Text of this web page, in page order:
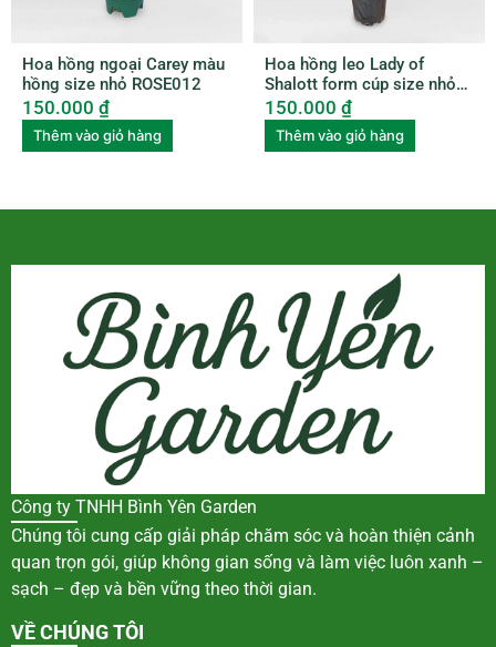
Hoa hồng ngoại Carey màu
hồng size nhỏ ROSE012
150.000 ₫
Thêm vào giỏ hàng
Hoa hồng leo Lady of
Shalott form cúp size nhỏ
ROSE009
150.000 ₫
Thêm vào giỏ hàng
Công ty TNHH Bình Yên Garden
Chúng tôi cung cấp giải pháp chăm sóc và hoàn thiện cảnh
quan trọn gói, giúp không gian sống và làm việc luôn xanh –
sạch – đẹp và bền vững theo thời gian.
VỀ CHÚNG TÔI